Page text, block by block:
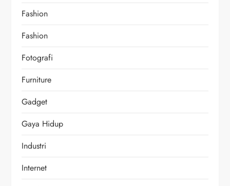
Fashion
Fashion
Fotografi
Furniture
Gadget
Gaya Hidup
Industri
Internet